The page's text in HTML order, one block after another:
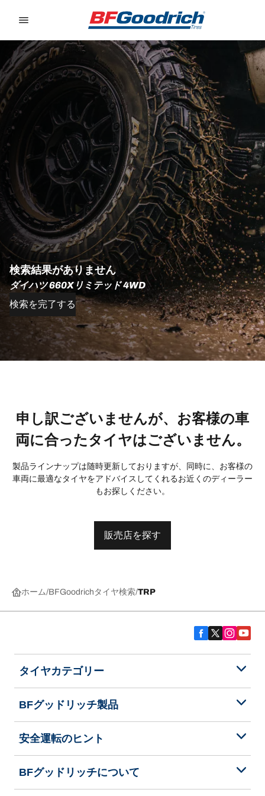
検索結果がありません
ダイハツ 660Xリミテッド 4WD
検索を完了する
申し訳ございませんが、お客様の車
両に合ったタイヤはございません。
製品ラインナップは随時更新しておりますが、同時に、お客様の
車両に最適なタイヤをアドバイスしてくれるお近くのディーラー
もお探しください。
販売店を探す
ホーム BFGoodrichタイヤ検索 TRP
タイヤカテゴリー
BFグッドリッチ製品
安全運転のヒント
BFグッドリッチについて